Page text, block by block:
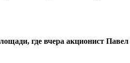
где вчера акционист